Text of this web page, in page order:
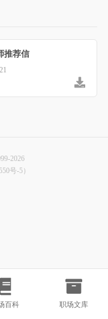
百科 职场文库
推荐信
2026
号-5）